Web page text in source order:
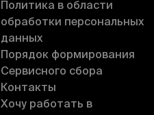
Политика в области
обработки персональных
данных
Порядок формирования
Сервисного сбора
Контакты
Хочу работать в